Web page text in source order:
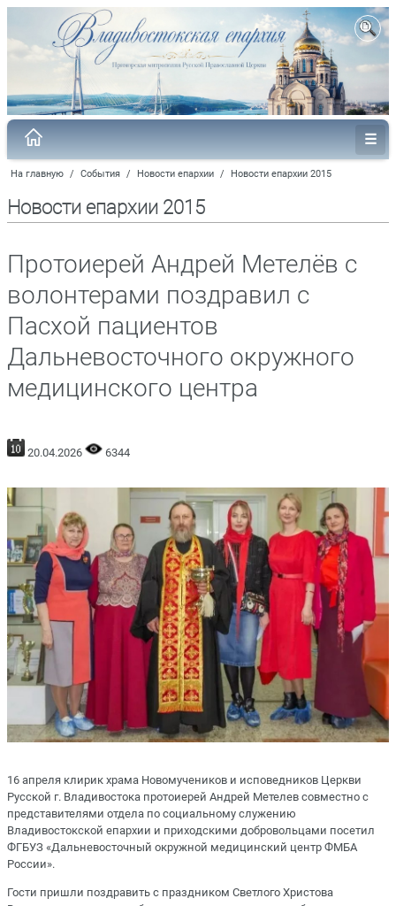
На главную / События / Новости епархии / Новости епархии 2015
Новости епархии 2015
Протоиерей Андрей Метелёв с
волонтерами поздравил с
Пасхой пациентов
Дальневосточного окружного
медицинского центра
20.04.2026 6344
16 апреля клирик храма Новомучеников и исповедников Церкви
Русской г. Владивостока протоиерей Андрей Метелев совместно с
представителями отдела по социальному служению
Владивостокской епархии и приходскими добровольцами посетил
ФГБУЗ «Дальневосточный окружной медицинский центр ФМБА
России».
Гости пришли поздравить с праздником Светлого Христова